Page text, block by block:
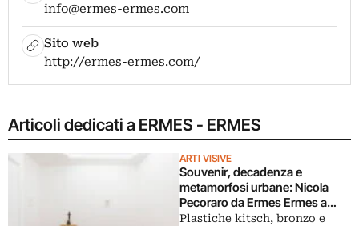
info@ermes-ermes.com
Sito web
http://ermes-ermes.com/
Articoli dedicati a ERMES - ERMES
ARTI VISIVE
Souvenir, decadenza e
metamorfosi urbane: Nicola
Pecoraro da Ermes Ermes a
Roma
Plastiche kitsch, bronzo e